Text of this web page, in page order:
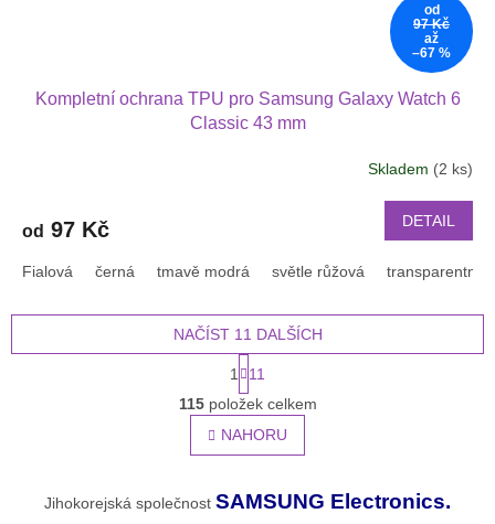
od
97 Kč
až
–67 %
Kompletní ochrana TPU pro Samsung Galaxy Watch 6
Classic 43 mm
Skladem (2 ks)
od 97 Kč DETAIL
Fialová černá tmavě modrá světle růžová transparentní
O
v
l
á
a
NAČÍST 11 DALŠÍCH
t
r
á
n
k
v
á
1
11
115položek celkem
NAHORU
Jihokorejská společnost SAMSUNG Electronics.